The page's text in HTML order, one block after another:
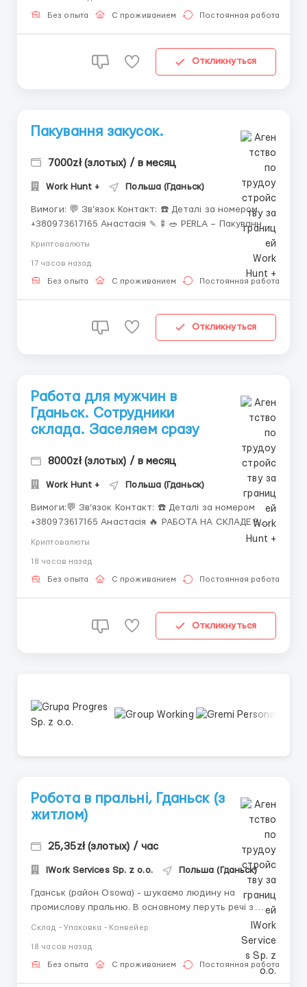
нетто; 54 000-73 000 грн; 27,20 зл/год ...
Без опыта С проживанием Постоянная работа
Откликнуться
Пакування закусок.
7000zł (злотых) / в месяц
Work Hunt + Польша (Гданьск)
Вимоги: ​​​​💬 Зв’язок Контакт: ☎️ Деталі за номером
+380973617165 Анастасія 🍡🍢🥗 PERLA – Пакування
Потрібно 10 кандидатів: чоловіки, жінки, пари до 47
років (Україна) 🏭 Виробництво закусок, салатів,
ролів, хумусу 📦 Об...
Криптовалюты
17 часов назад
Без опыта С проживанием Постоянная работа
Откликнуться
Работа для мужчин в
Гданьск. Сотрудники
склада. Заселяем сразу
8000zł (злотых) / в месяц
Work Hunt + Польша (Гданьск)
Вимоги:💬 Зв’язок Контакт: ☎️ Деталі за номером
+380973617165 Анастасія 🔥 РАБОТА НА СКЛАДЕ В
товаров на палеты • Работа в 2 смены по 8–10 часов
• 5–6 ра...
Криптовалюты
18 часов назад
Без опыта С проживанием Постоянная работа
Откликнуться
Робота в пральні, Гданьск (з
житлом)
25,35zł (злотых) / час
IWork Services Sp. z o.o. Польша (Гданьск)
Гданськ (район Osowa) - шукаємо людину на
промислову пральню. В основному перуть речі з
Процеси різні: завантажувати в машинку, діставати,
розвішувати, працювати з пресом (залежно від того,
куди поставлять). Графік: 2 зміни, перша від 7
Склад - Упаковка - Конвейер
18 часов назад
Без опыта С проживанием Постоянная работа